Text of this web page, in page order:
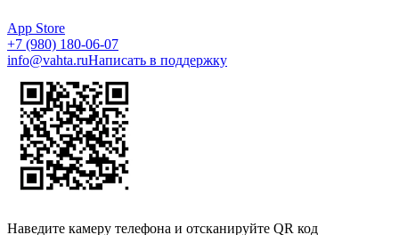
App Store
+7 (980) 180-06-07
info@vahta.ruНаписать в поддержку
Наведите камеру телефона и отсканируйте QR код